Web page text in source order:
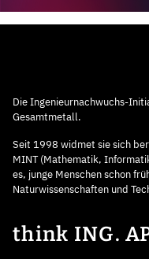
Die Ingenieurnachwuchs-
Gesamtmetall.
Seit 1998 widmet sie sich
MINT (Mathematik,
es, junge Menschen schon
Naturwissenschaften und
think ING.